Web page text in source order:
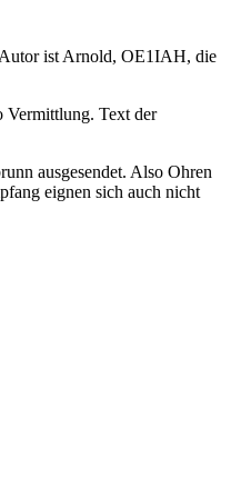
ist Arnold, OE1IAH, die
Vermittlung. Text der
ausgesendet. Also Ohren
eignen sich auch nicht